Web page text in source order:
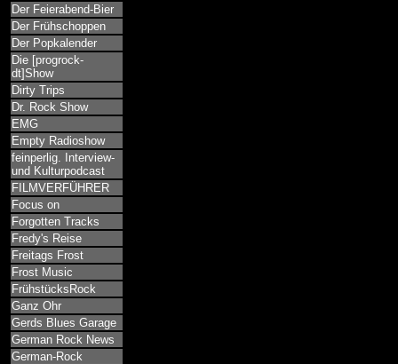
Der Feierabend-Bier
Der Frühschoppen
Der Popkalender
Die [progrock-
dt]Show
Dirty Trips
Dr. Rock Show
EMG
Empty Radioshow
feinperlig. Interview-
und Kulturpodcast
FILMVERFÜHRER
Focus on
Forgotten Tracks
Fredy's Reise
Freitags Frost
Frost Music
FrühstücksRock
Ganz Ohr
Gerds Blues Garage
German Rock News
German-Rock